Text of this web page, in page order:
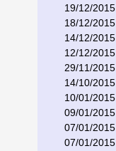
19/12/2015
18/12/2015
14/12/2015
12/12/2015
29/11/2015
14/10/2015
10/01/2015
09/01/2015
07/01/2015
07/01/2015